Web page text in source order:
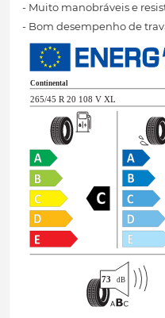
- Muito manobráveis ​​e
- Bom desempenho de